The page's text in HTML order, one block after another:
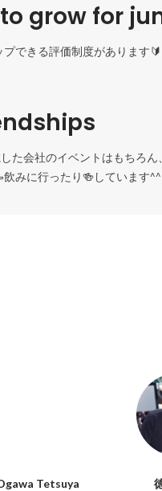
grow for
できる評価制度があります🔰
た会社のイベントはもちろ
みに行ったり🍻しています^^
Tetsuya